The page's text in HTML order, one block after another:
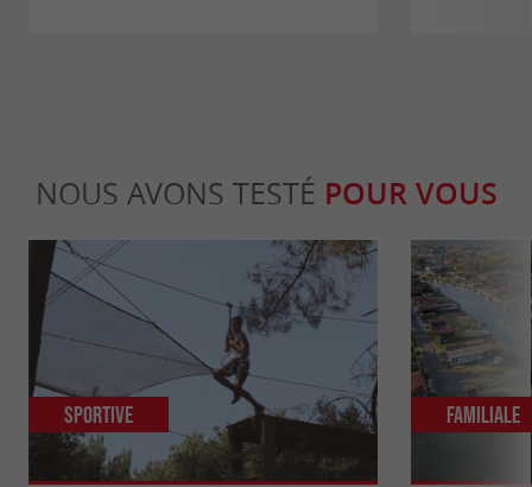
NOUS AVONS TESTÉ POUR VOUS
Sportive Familiale